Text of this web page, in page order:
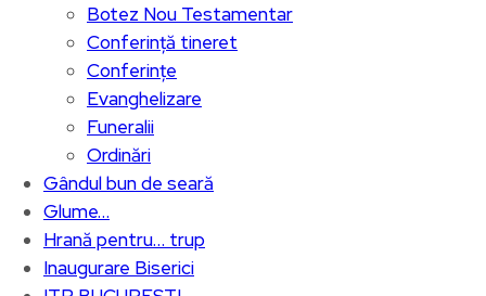
Botez Nou Testamentar
Conferință tineret
Conferințe
Evanghelizare
Funeralii
Ordinări
Gândul bun de seară
Glume…
Hrană pentru… trup
Inaugurare Biserici